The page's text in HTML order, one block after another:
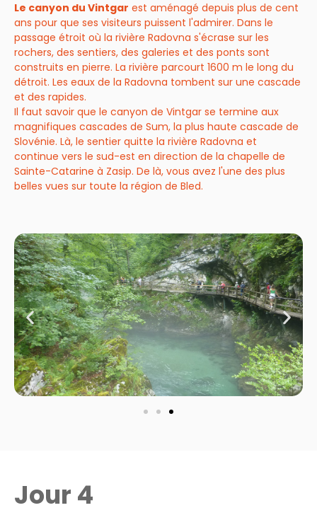
Le canyon du Vintgar est aménagé depuis plus de cent
ans pour que ses visiteurs puissent l'admirer. Dans le
passage étroit où la rivière Radovna s'écrase sur les
rochers, des sentiers, des galeries et des ponts sont
construits en pierre. La rivière parcourt 1600 m le long du
détroit. Les eaux de la Radovna tombent sur une cascade
et des rapides.
Il faut savoir que le canyon de Vintgar se termine aux
magnifiques cascades de Sum, la plus haute cascade de
Slovénie. Là, le sentier quitte la rivière Radovna et
continue vers le sud-est en direction de la chapelle de
Sainte-Catarine à Zasip. De là, vous avez l'une des plus
belles vues sur toute la région de Bled.
Jour 4